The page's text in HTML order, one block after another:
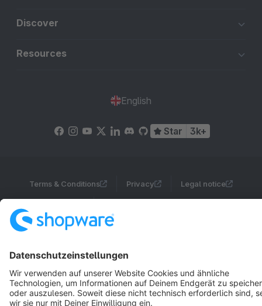
Discover
Resources
English
Star 3k+
Terms & Conditions Privacy Legal notice
Copyright © shopware AG - All rights reserved